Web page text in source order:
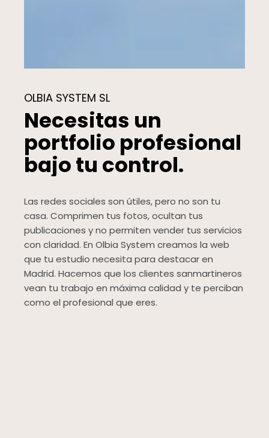
OLBIA SYSTEM SL
Necesitas un
portfolio profesional
bajo tu control.
Las redes sociales son útiles, pero no son tu
casa. Comprimen tus fotos, ocultan tus
publicaciones y no permiten vender tus servicios
con claridad. En Olbia System creamos la web
que tu estudio necesita para destacar en
Madrid. Hacemos que los clientes sanmartineros
vean tu trabajo en máxima calidad y te perciban
como el profesional que eres.